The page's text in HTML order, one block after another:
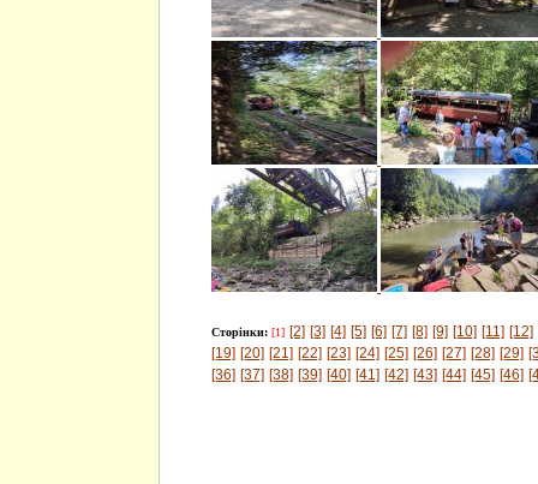
Сторінки: [1] [2] [3] [4] [5] [6] [7] [8] [9] [10] [11] [12]
[19] [20] [21] [22] [23] [24] [25] [26] [27] [28] [29]
[36] [37] [38] [39] [40] [41] [42] [43] [44] [45] [46]